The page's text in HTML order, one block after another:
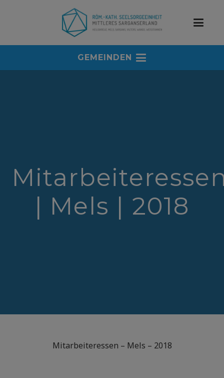
GEMEINDEN
| Mels | 2018
Mitarbeiteressen – Mels – 2018